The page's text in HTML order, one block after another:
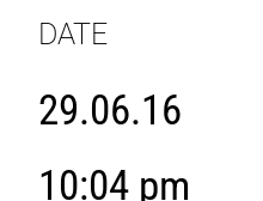
DATE
29.06.16
10:04 pm